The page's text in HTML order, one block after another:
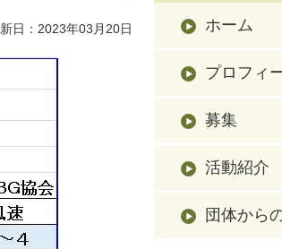
日：2023年03月20日 ホーム
プロフィ
募集
活動紹介
団体から